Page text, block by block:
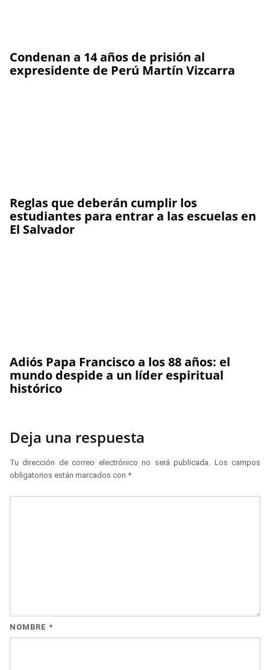
Condenan a 14 años de prisión al
expresidente de Perú Martín Vizcarra
Reglas que deberán cumplir los
estudiantes para entrar a las escuelas en
El Salvador
Adiós Papa Francisco a los 88 años: el
mundo despide a un líder espiritual
histórico
Deja una respuesta
Tu dirección de correo electrónico no será publicada. Los campos
obligatorios están marcados con *
NOMBRE *